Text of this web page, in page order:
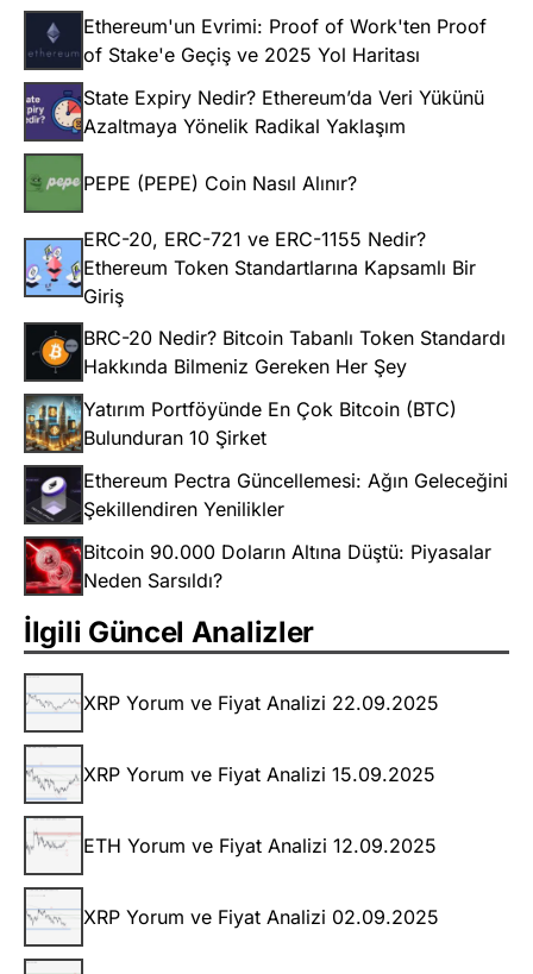
Ethereum'un Evrimi: Proof of Work'ten Proof
of Stake'e Geçiş ve 2025 Yol Haritası
State Expiry Nedir? Ethereum’da Veri Yükünü
Azaltmaya Yönelik Radikal Yaklaşım
PEPE (PEPE) Coin Nasıl Alınır?
ERC-20, ERC-721 ve ERC-1155 Nedir?
Ethereum Token Standartlarına Kapsamlı Bir
Giriş
BRC-20 Nedir? Bitcoin Tabanlı Token Standardı
Hakkında Bilmeniz Gereken Her Şey
Yatırım Portföyünde En Çok Bitcoin (BTC)
Bulunduran 10 Şirket
Ethereum Pectra Güncellemesi: Ağın Geleceğini
Şekillendiren Yenilikler
Bitcoin 90.000 Doların Altına Düştü: Piyasalar
Neden Sarsıldı?
İlgili Güncel Analizler
XRP Yorum ve Fiyat Analizi 22.09.2025
XRP Yorum ve Fiyat Analizi 15.09.2025
ETH Yorum ve Fiyat Analizi 12.09.2025
XRP Yorum ve Fiyat Analizi 02.09.2025